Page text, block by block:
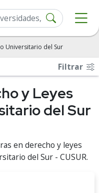
Universitario del Sur
Filtrar
y Leyes
del Sur
en derecho y leyes
del Sur - CUSUR.